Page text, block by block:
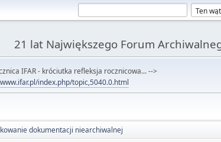
21 lat Największego Forum
IFAR - króciutka refleksja rocznicowa... -->
index.php/topic,5040.0.html
dokumentacji niearchiwalnej